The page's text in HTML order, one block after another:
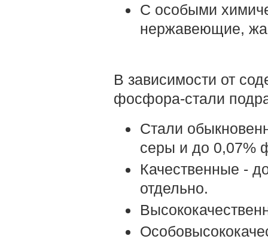
С особыми
нержавеющие,
В зависимости от
фосфора-стали
Стали
серы и до 0,07%
Качественные -
отдельно.